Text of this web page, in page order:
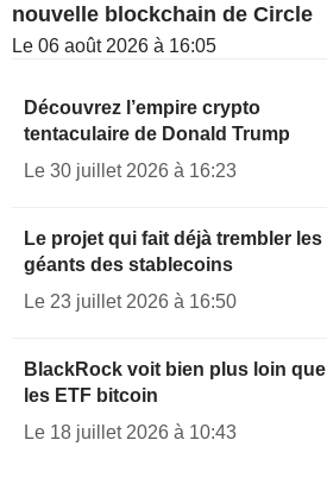
nouvelle blockchain de Circle
Le 06 août 2026 à 16:05
Découvrez l’empire crypto
tentaculaire de Donald Trump
Le 30 juillet 2026 à 16:23
Le projet qui fait déjà trembler les
géants des stablecoins
Le 23 juillet 2026 à 16:50
BlackRock voit bien plus loin que
les ETF bitcoin
Le 18 juillet 2026 à 10:43